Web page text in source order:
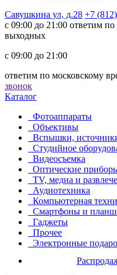
Савушкина ул, д.28 +7
c 09:00 до 21:00 ответим
выходных
c 09:00 до 21:00
ответим по московскому
звонок
Каталог
Фотоаппараты
Объективы
Вспышки,
Студийное
Видеосъемка
Оптические
TV, медиа и
Аудиотехника
Компьютерная
Смартфоны и
Гаджеты
Прочее
Электронные